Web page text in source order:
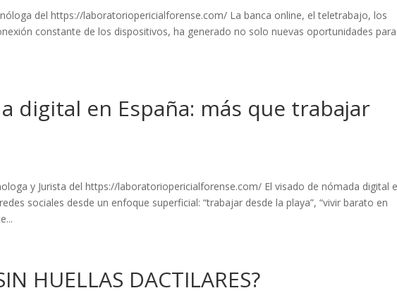
del https://laboratoriopericialforense.com/ La banca online, el teletrabajo, los
constante de los dispositivos, ha generado no solo nuevas oportunidades
digital en España: más que trabajar
y Jurista del https://laboratoriopericialforense.com/ El visado de nómada digital
sociales desde un enfoque superficial: “trabajar desde la playa”, “vivir barato en
HUELLAS DACTILARES?